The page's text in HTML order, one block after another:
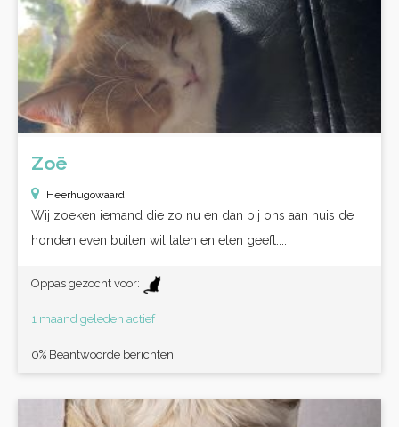
Zoë
Heerhugowaard
Wij zoeken iemand die zo nu en dan bij ons aan huis de
honden even buiten wil laten en eten geeft....
Oppas gezocht voor:
1 maand geleden actief
0% Beantwoorde berichten